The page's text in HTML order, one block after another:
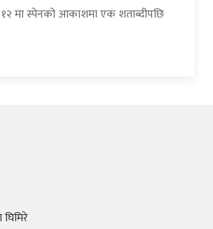
मा स्पेनको आकाशमा एक शताब्दीपछि